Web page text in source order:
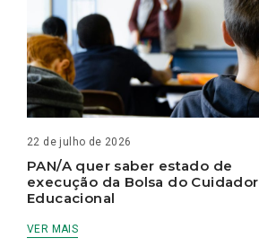
22 de julho de 2026
PAN/A quer saber estado de
execução da Bolsa do Cuidador
Educacional
VER MAIS